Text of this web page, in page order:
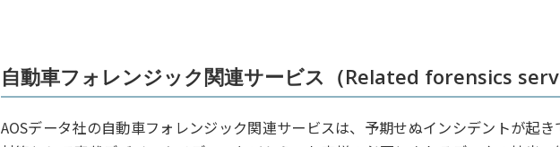
自動車フォレンジック関連サービス（Related forensics
AOSデータ社の自動車フォレンジック関連サービスは、予期せぬインシデントが起